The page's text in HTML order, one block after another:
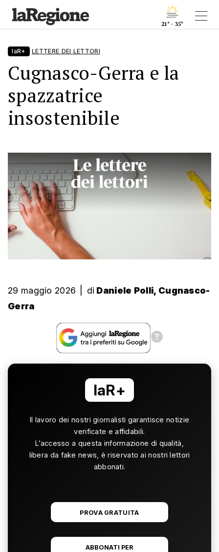
21° - 35°
laR+ LETTERE DEI LETTORI
Cugnasco-Gerra e la
spazzatrice
insostenibile
29 maggio 2026 di Daniele Polli, Cugnasco-
Gerra
laR+
Il lavoro dei nostri giornalisti garantisce notizie
verificate e affidabili.
L’accesso a questa informazione di qualità,
libera da fake news, è riservato ai nostri lettori
abbonati.
PROVA GRATUITA
ABBONATI PER